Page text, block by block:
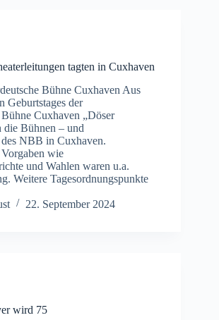
tagten in Cuxhaven
Bühne Cuxhaven Aus
Geburtstages der
Cuxhaven „Döser
die Bühnen – und
NBB in Cuxhaven.
Vorgaben wie
und Wahlen waren u.a.
Weitere Tagesordnungspunkte
22. September 2024
wird 75